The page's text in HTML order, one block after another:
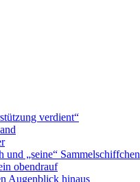
verdient“
„seine“ Sammelschiffchen
obendrauf
Augenblick hinaus